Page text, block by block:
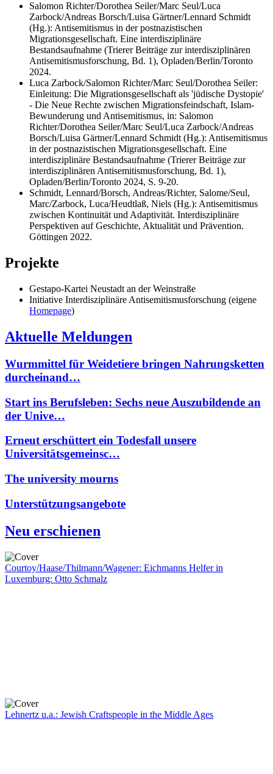
Salomon Richter/Dorothea Seiler/Marc Seul/Luca
Zarbock/Andreas Borsch/Luisa Gärtner/Lennard Schmidt
(Hg.): Antisemitismus in der postnazistischen
Migrationsgesellschaft. Eine interdisziplinäre
Bestandsaufnahme (Trierer Beiträge zur interdisziplinären
Antisemitismusforschung, Bd. 1), Opladen/Berlin/Toronto
2024.
Luca Zarbock/Salomon Richter/Marc Seul/Dorothea Seiler:
Einleitung: Die Migrationsgesellschaft als 'jüdische Dystopie'
- Die Neue Rechte zwischen Migrationsfeindschaft, Islam-
Bewunderung und Antisemitismus, in: Salomon
Richter/Dorothea Seiler/Marc Seul/Luca Zarbock/Andreas
Borsch/Luisa Gärtner/Lennard Schmidt (Hg.): Antisemitismus
in der postnazistischen Migrationsgesellschaft. Eine
interdisziplinäre Bestandsaufnahme (Trierer Beiträge zur
interdisziplinären Antisemitismusforschung, Bd. 1),
Opladen/Berlin/Toronto 2024, S. 9-20.
Schmidt, Lennard/Borsch, Andreas/Richter, Salome/Seul,
Marc/Zarbock, Luca/Heudtlaß, Niels (Hg.): Antisemitismus
zwischen Kontinuität und Adaptivität. Interdisziplinäre
Perspektiven auf Geschichte, Aktualität und Prävention.
Göttingen 2022.
Projekte
Gestapo-Kartei Neustadt an der Weinstraße
Initiative Interdisziplinäre Antisemitismusforschung (eigene
Homepage)
Aktuelle Meldungen
Wurmmittel für Weidetiere bringen Nahrungsketten
durcheinand…
Start ins Berufsleben: Sechs neue Auszubildende an
der Unive…
Erneut erschüttert ein Todesfall unsere
Universitätsgemeinsc…
The university mourns
Unterstützungsangebote
Neu erschienen
Courtoy/Haase/Thilmann/Wagener: Eichmanns Helfer in
Luxemburg: Otto Schmalz
Lehnertz u.a.: Jewish Craftspeople in the Middle Ages